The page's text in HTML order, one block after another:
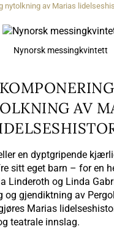
nytolkning av Marias
Nynorsk messingkvintett
AV
en dyptgripende
sitt eget barn – for en
Linderoth og Linda
og gjendiktning av
Marias
teatrale innslag.